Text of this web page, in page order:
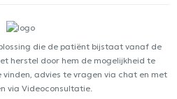
die de patiënt bijstaat vanaf de
herstel door hem de mogelijkheid te
advies te vragen via chat en met
via Videoconsultatie.